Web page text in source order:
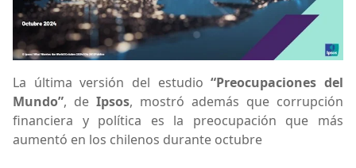
La última versión del estudio“Preocupaciones del
Mundo”, de Ipsos, mostró además que corrupción
financiera y política es la preocupación que más
aumentó en los chilenos durante octubre